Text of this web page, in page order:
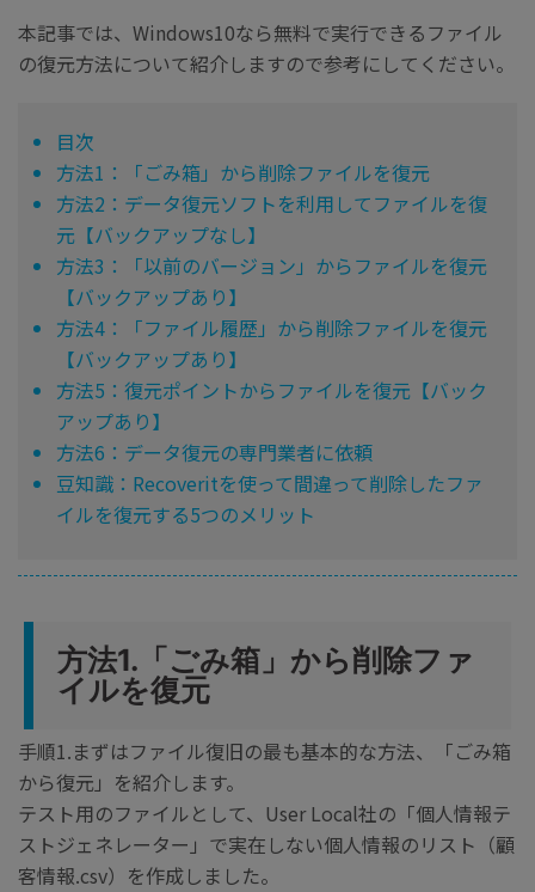
本記事では、Windows10なら無料で実行できるファイル
の復元方法について紹介しますので参考にしてください。
目次
方法1：「ごみ箱」から削除ファイルを復元
方法2：データ復元ソフトを利用してファイルを復
元【バックアップなし】
方法3：「以前のバージョン」からファイルを復元
【バックアップあり】
方法4：「ファイル履歴」から削除ファイルを復元
【バックアップあり】
方法5：復元ポイントからファイルを復元【バック
アップあり】
方法6：データ復元の専門業者に依頼
豆知識：Recoveritを使って間違って削除したファ
イルを復元する5つのメリット
方法1.「ごみ箱」から削除ファ
イルを復元
手順1.まずはファイル復旧の最も基本的な方法、「ごみ箱
から復元」を紹介します。
テスト用のファイルとして、User Local社の「個人情報テ
ストジェネレーター」で実在しない個人情報のリスト（顧
客情報.csv）を作成しました。